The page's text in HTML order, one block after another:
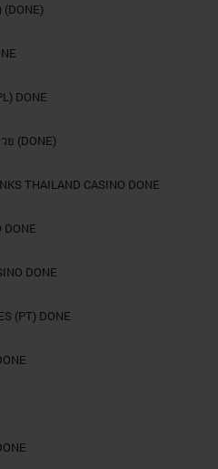
(DONE)
DONE
ย (DONE)
THAILAND CASINO DONE
DONE
DONE
(PT) DONE